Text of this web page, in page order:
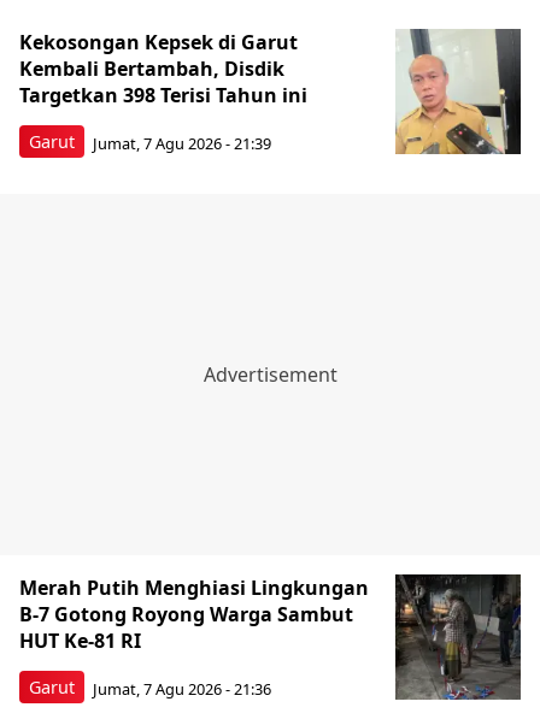
Garut
Kekosongan Kepsek di Garut
Kembali Bertambah, Disdik
Targetkan 398 Terisi Tahun ini
Jumat, 7 Agu 2026 - 21:39
Garut
Merah Putih Menghiasi Lingkungan
B-7 Gotong Royong Warga Sambut
HUT Ke-81 RI
Jumat, 7 Agu 2026 - 21:36